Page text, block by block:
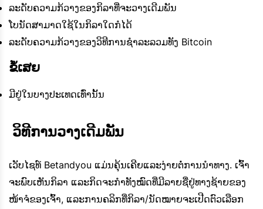
ລະດັບຄວາມກ້ວາງຂອງກິລາທີ່ຈະວາງເດີມພັນ
ໂບນັດສາມາດໃຊ້ໃນກິລາໃດກໍໄດ້
ລະດັບຄວາມກ້ວາງຂອງວິທີການຊໍາລະລວມທັງ Bitcoin
ຂໍ້ເສຍ
ມີຢູ່ໃນບາງປະເທດເທົ່ານັ້ນ
ວິທີການວາງເດີມພັນ
ເວັບໄຊທ໌ Betandyou ແມ່ນຄຸ້ນເຄີຍແລະງ່າຍຕໍ່ການນໍາທາງ. ເຈົ້າ
ຈະພົບເຫັນກິລາ ແລະກິດຈະກຳທັງໝົດທີ່ມີລາຍຊື່ຢູ່ທາງຊ້າຍຂອງ
ໜ້າຈໍຂອງເຈົ້າ, ແລະການຄລິກທີ່ກິລາ/ນັດໝາຍຈະເປີດຕົວເລືອກ